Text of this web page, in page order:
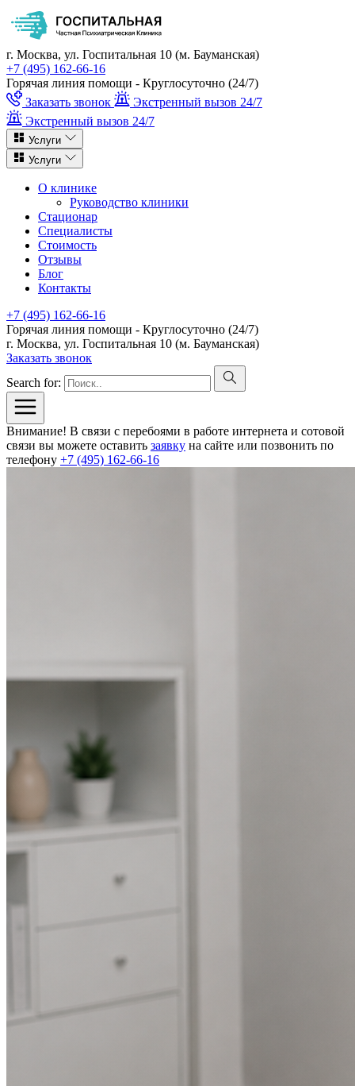
г. Москва, ул. Госпитальная 10 (м. Бауманская)
+7 (495) 162-66-16
Горячая линия помощи - Круглосуточно (24/7)
Заказать звонок
Экстренный вызов 24/7
Экстренный вызов 24/7
Услуги
Услуги
О клинике
Руководство клиники
Стационар
Специалисты
Стоимость
Отзывы
Блог
Контакты
+7 (495) 162-66-16
Горячая линия помощи - Круглосуточно (24/7)
г. Москва, ул. Госпитальная 10 (м. Бауманская)
Заказать звонок
Search for:
Внимание! В связи с перебоями в работе интернета и сотовой
связи вы можете оставить заявку на сайте или позвонить по
телефону +7 (495) 162-66-16